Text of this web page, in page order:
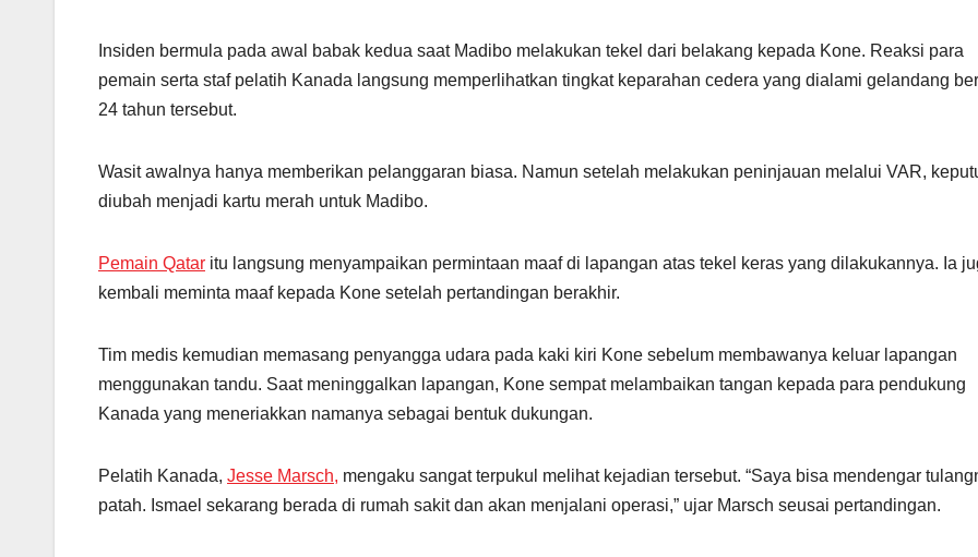
Insiden bermula pada awal babak kedua saat Madibo melakukan tekel dari belakang kepada Kone. Reaksi para
pemain serta staf pelatih Kanada langsung memperlihatkan tingkat keparahan cedera yang dialami gelandang
24 tahun tersebut.
Wasit awalnya hanya memberikan pelanggaran biasa. Namun setelah melakukan peninjauan melalui VAR,
diubah menjadi kartu merah untuk Madibo.
Pemain Qatar itu langsung menyampaikan permintaan maaf di lapangan atas tekel keras yang dilakukannya. Ia
kembali meminta maaf kepada Kone setelah pertandingan berakhir.
Tim medis kemudian memasang penyangga udara pada kaki kiri Kone sebelum membawanya keluar lapangan
menggunakan tandu. Saat meninggalkan lapangan, Kone sempat melambaikan tangan kepada para pendukung
Kanada yang meneriakkan namanya sebagai bentuk dukungan.
Pelatih Kanada, Jesse Marsch, mengaku sangat terpukul melihat kejadian tersebut. “Saya bisa mendengar
patah. Ismael sekarang berada di rumah sakit dan akan menjalani operasi,” ujar Marsch seusai pertandingan.